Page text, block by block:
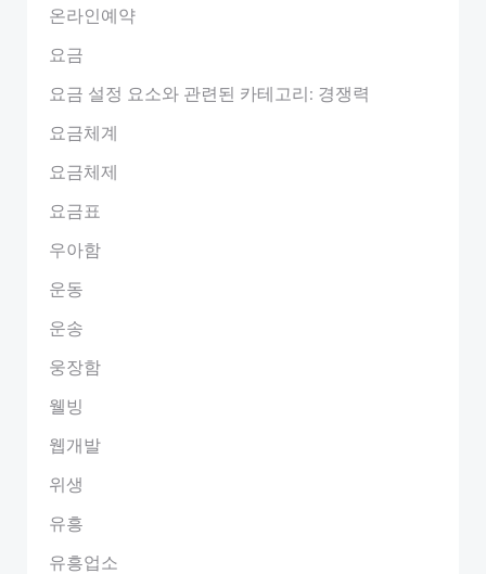
온라인예약
요금
요금 설정 요소와 관련된 카테고리: 경쟁력
요금체계
요금체제
요금표
우아함
운동
운송
웅장함
웰빙
웹개발
위생
유흥
유흥업소